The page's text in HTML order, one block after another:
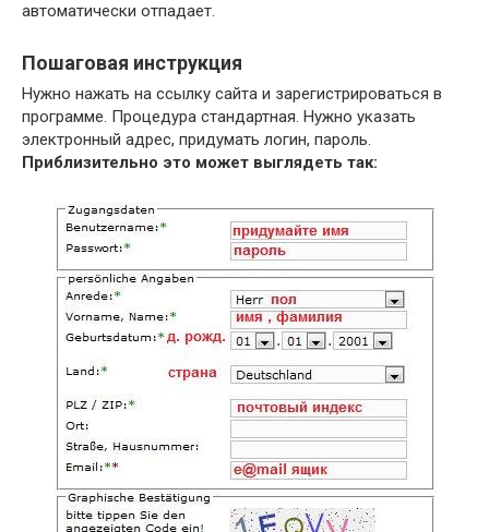
автоматически отпадает.
Пошаговая инструкция
Нужно нажать на ссылку сайта и зарегистрироваться в
программе. Процедура стандартная. Нужно указать
электронный адрес, придумать логин, пароль.
Приблизительно это может выглядеть так: